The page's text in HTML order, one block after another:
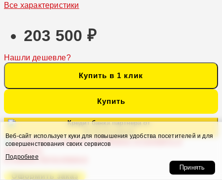
Все характеристики
203 500 ₽
Нашли дешевле?
Купить в 1 клик
Купить
Кредит банка партнера от
Можно установить и
в нашем Автосервисе
Оформить заказ
Веб-сайт использует куки для повышения удобства посетителей и для
совершенствования своих сервисов
Подробнее
Принять